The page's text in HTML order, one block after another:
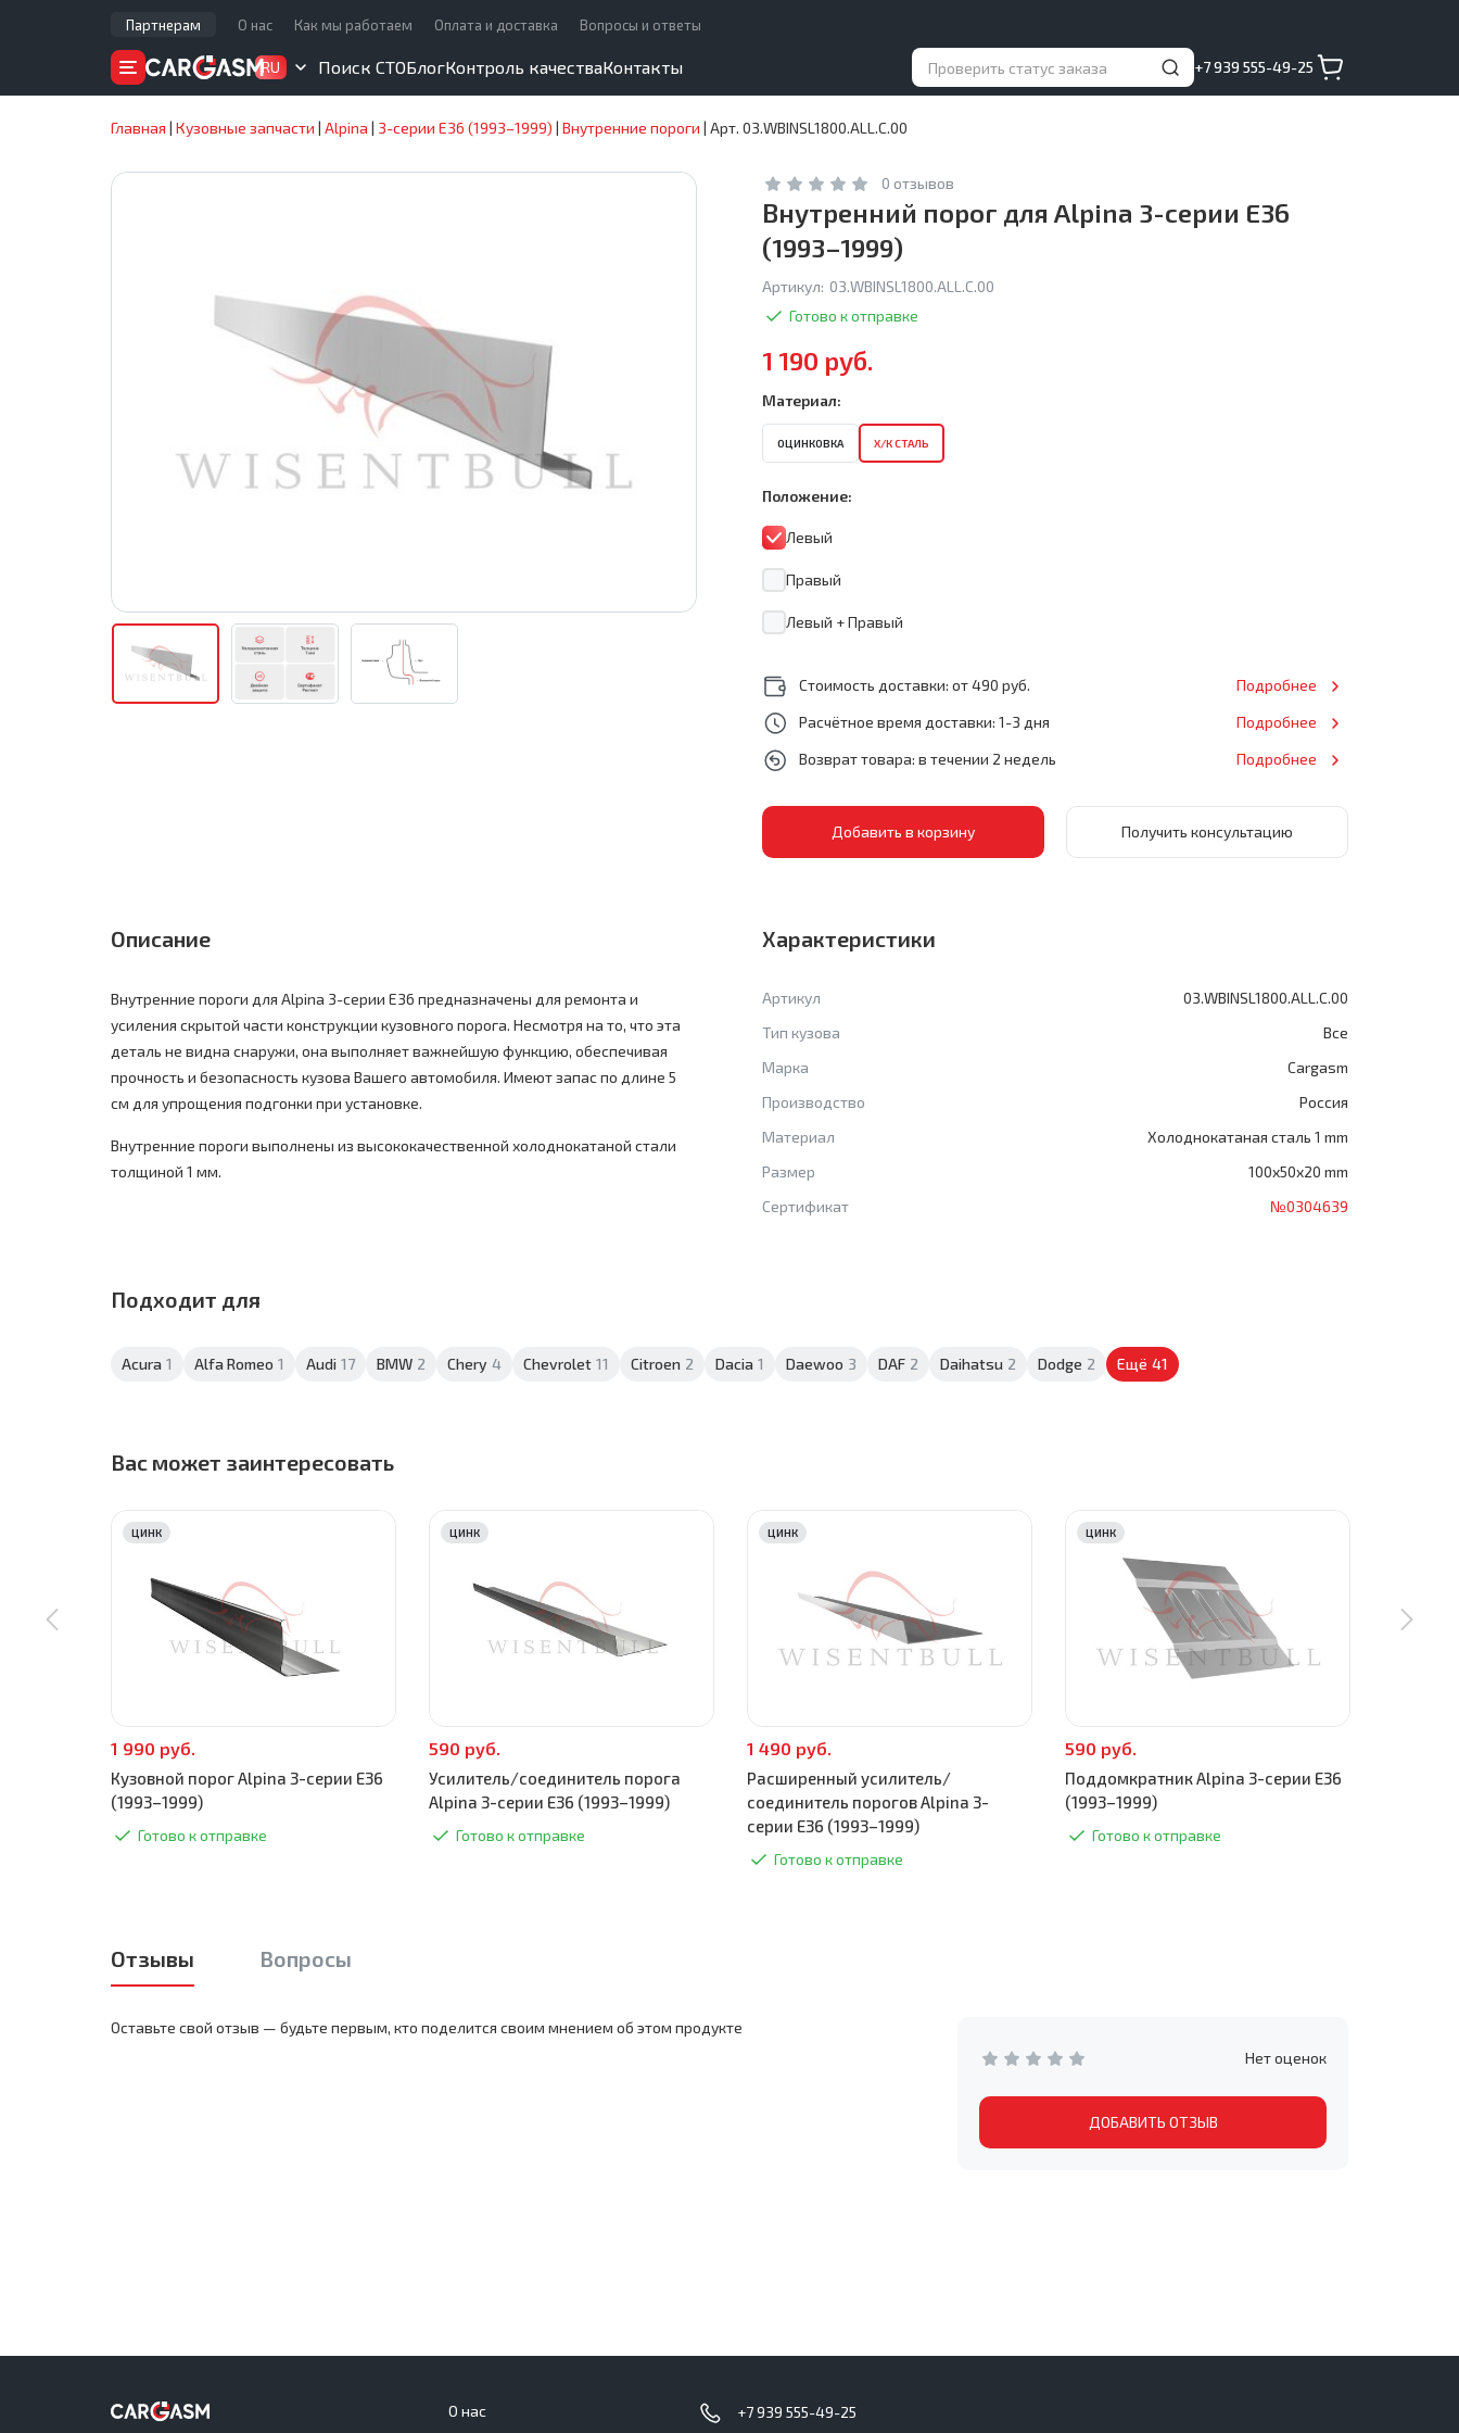
Партнерам О нас Как мы работаем Оплата и доставка Вопросы и ответы
RU Поиск СТОБлогКонтроль качестваКонтакты +7 939 555-49-25
Главная | Кузовные запчасти | Alpina | 3-серии E36 (1993–1999) | Внутренние пороги | Арт. 03.WBINSL1800.ALL.C.00
0 отзывов
Внутренний порог для Alpina 3-серии E36
(1993–1999)
Артикул: 03.WBINSL1800.ALL.C.00
Готово к отправке
1 190 руб.
Материал:
ОЦИНКОВКА Х/К СТАЛЬ
Положение:
Левый
Правый
Левый + Правый
Стоимость доставки: от 490 руб.
Подробнее
Расчётное время доставки: 1-3 дня
Подробнее
Возврат товара: в течении 2 недель
Подробнее
Получить консультацию
Описание
Внутренние пороги для Alpina 3-серии E36 предназначены для ремонта и
усиления скрытой части конструкции кузовного порога. Несмотря на то, что эта
деталь не видна снаружи, она выполняет важнейшую функцию, обеспечивая
прочность и безопасность кузова Вашего автомобиля. Имеют запас по длине 5
см для упрощения подгонки при установке.
Внутренние пороги выполнены из высококачественной холоднокатаной стали
толщиной 1 мм.
Характеристики
Артикул
03.WBINSL1800.ALL.C.00
Тип кузова
Все
Марка
Cargasm
Производство
Россия
Материал
Холоднокатаная сталь 1 mm
Размер
100x50x20 mm
Сертификат
№0304639
Подходит для
Acura 1 Alfa Romeo 1 Audi 17 BMW 2 Chery 4 Chevrolet 11 Citroen 2 Dacia 1 Daewoo 3 DAF 2 Daihatsu 2 Dodge 2 Ещё 41
Вас может заинтересовать
1 990 руб.
Кузовной порог Alpina 3-серии E36
(1993–1999)
Готово к отправке
ЦИНК
590 руб.
Усилитель/соединитель порога
Alpina 3-серии E36 (1993–1999)
Готово к отправке
ЦИНК
1 490 руб.
Расширенный усилитель/
соединитель порогов Alpina 3-
серии E36 (1993–1999)
Готово к отправке
ЦИНК
590 руб.
Поддомкратник Alpina 3-серии E36
(1993–1999)
Готово к отправке
ЦИНК
Отзывы Вопросы
Нет оценок
ДОБАВИТЬ ОТЗЫВ
Оставьте свой отзыв — будьте первым, кто поделится своим мнением об этом продукте
О нас +7 939 555-49-25